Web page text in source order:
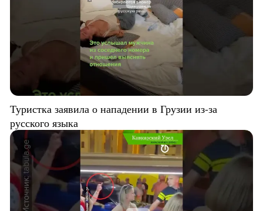
Туристка заявила о нападении в Грузии из-за
русского языка